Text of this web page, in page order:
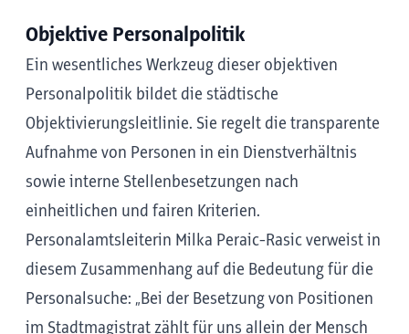
Objektive Personalpolitik
Ein wesentliches Werkzeug dieser objektiven
Personalpolitik bildet die städtische
Objektivierungsleitlinie. Sie regelt die transparente
Aufnahme von Personen in ein Dienstverhältnis
sowie interne Stellenbesetzungen nach
einheitlichen und fairen Kriterien.
Personalamtsleiterin Milka Peraic-Rasic verweist in
diesem Zusammenhang auf die Bedeutung für die
Personalsuche: „Bei der Besetzung von Positionen
im Stadtmagistrat zählt für uns allein der Mensch